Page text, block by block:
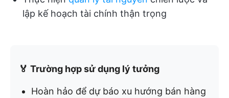
lập kế hoạch tài chính thận trọng
🏅 Trường hợp sử dụng lý tưởng
Hoàn hảo để dự báo xu hướng bán hàng